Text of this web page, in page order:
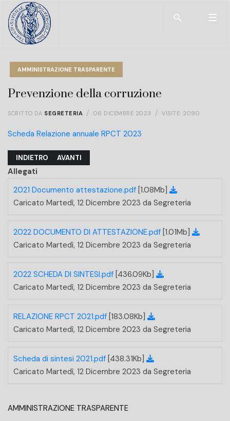
AMMINISTRAZIONE TRASPARENTE
Prevenzione della corruzione
SCRITTO DA SEGRETERIA 06 DICEMBRE 2023 VISITE: 2090
Scheda Relazione annuale RPCT 2023
ARTICOLO PRECEDENTE: ACCESSO AGLI ATTI
INDIETRO ARTICOLO SUCCESSIVO: SEGNALAZIONE
AVANTI
Allegati
2021 Documento attestazione.pdf [1.08Mb]
Caricato Martedì, 12 Dicembre 2023 da Segreteria
2022 DOCUMENTO DI ATTESTAZIONE.pdf [1.01Mb]
Caricato Martedì, 12 Dicembre 2023 da Segreteria
2022 SCHEDA DI SINTESI.pdf [436.09Kb]
Caricato Martedì, 12 Dicembre 2023 da Segreteria
RELAZIONE RPCT 2021.pdf [183.08Kb]
Caricato Martedì, 12 Dicembre 2023 da Segreteria
Scheda di sintesi 2021.pdf [438.31Kb]
Caricato Martedì, 12 Dicembre 2023 da Segreteria
AMMINISTRAZIONE TRASPARENTE